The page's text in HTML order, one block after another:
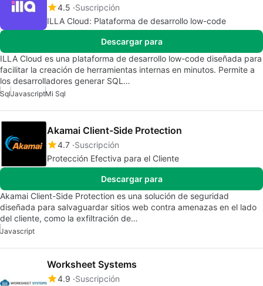
4.5 Suscripción
ILLA Cloud: Plataforma de desarrollo low-code
Descargar para
ILLA Cloud es una plataforma de desarrollo low-code diseñada para
facilitar la creación de herramientas internas en minutos. Permite a
los desarrolladores generar SQL…
SqlJavascriptMi Sql
Akamai Client-Side Protection
4.7 Suscripción
Protección Efectiva para el Cliente
Descargar para
Akamai Client-Side Protection es una solución de seguridad
diseñada para salvaguardar sitios web contra amenazas en el lado
del cliente, como la exfiltración de…
Javascript
Worksheet Systems
4.9 Suscripción